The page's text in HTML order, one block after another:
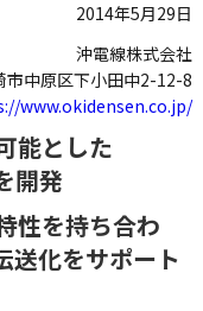
2014年5月29日
沖電線株式会社
市中原区下小田中2-12-8
www.okidensen.co.jp/
能とした
開発
性を持ち合わ
送化をサポート